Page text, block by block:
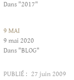
Dans "2017"
9 MAI
9 mai 2020
Dans "BLOG"
PUBLIÉ : 27 juin 2009